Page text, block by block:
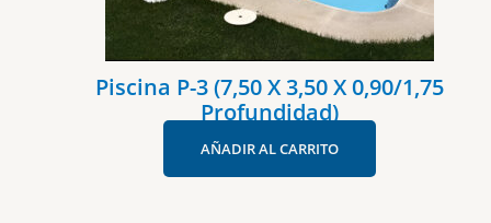
Piscina P-3 (7,50 X 3,50 X 0,90/1,75
Profundidad)
AÑADIR AL CARRITO